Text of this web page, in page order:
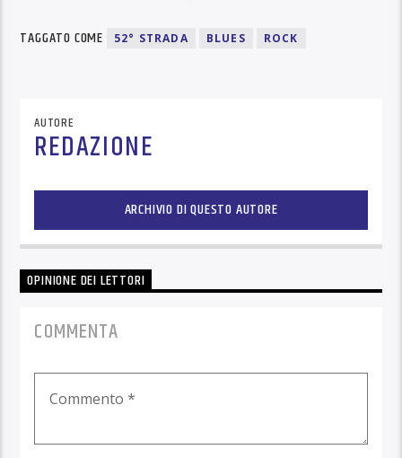
TAGGATO COME 52° STRADA BLUES ROCK
AUTORE
REDAZIONE
ARCHIVIO DI QUESTO AUTORE
OPINIONE DEI LETTORI
COMMENTA